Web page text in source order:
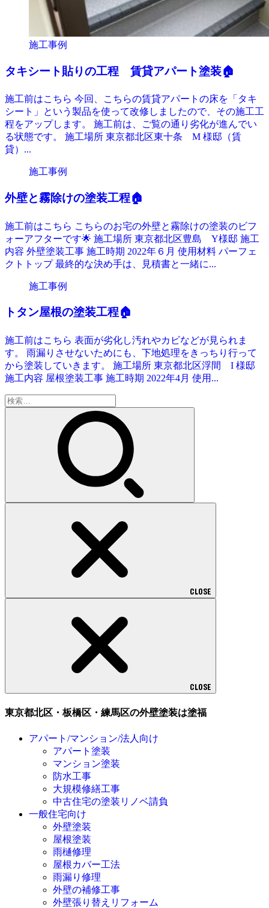
施工事例
タキシート貼りの工程 賃貸アパート塗装🏠
施工前はこちら 今回、こちらの賃貸アパートの床を「タキ
シート」という製品を使って改修しましたので、その施工工
程をアップします。 施工前は、ご覧の通り劣化が進んでい
る状態です。 施工場所 東京都北区東十条 M 様邸（賃
貸）...
施工事例
外壁と霧除けの塗装工程🏠
施工前はこちら こちらのお宅の外壁と霧除けの塗装のビフ
ォーアフターです🌟 施工場所 東京都北区豊島 Y様邸 施工
内容 外壁塗装工事 施工時期 2022年６月 使用材料 パーフェ
クトトップ 最終的な決め手は、見積書と一緒に...
施工事例
トタン屋根の塗装工程🏠
施工前はこちら 表面が劣化し汚れやカビなどが見られま
す。 雨漏りさせないためにも、下地処理をきっちり行って
から塗装していきます。 施工場所 東京都北区浮間 I 様邸
施工内容 屋根塗装工事 施工時期 2022年4月 使用...
検
索:
CLOSE
CLOSE
東京都北区・板橋区・練馬区の外壁塗装は塗福
アパート/マンション/法人向け
アパート塗装
マンション塗装
防水工事
大規模修繕工事
中古住宅の塗装リノベ請負
一般住宅向け
外壁塗装
屋根塗装
雨樋修理
屋根カバー工法
雨漏り修理
外壁の補修工事
外壁張り替えリフォーム